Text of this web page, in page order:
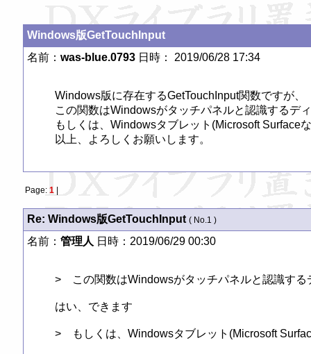
Windows版GetTouchInput
名前： was-blue.0793日時： 2019/06/28 17:34
Windows版に存在するGetTouchInput関数ですが、
この関数はWindowsがタッチパネルと認識するデ
もしくは、Windowsタブレット(Microsoft Surface
以上、よろしくお願いします。
Page: 1|
Re: Windows版GetTouchInput ( No.1 )
名前： 管理人 日時：2019/06/29 00:30
>　この関数はWindowsがタッチパネルと認識す
はい、できます
>　もしくは、Windowsタブレット(Microsoft